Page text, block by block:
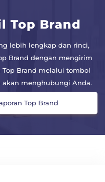
Top Brand
lebih lengkap dan rinci,
Brand dengan mengirim
Brand melalui tombol
menghubungi Anda.
Top Brand